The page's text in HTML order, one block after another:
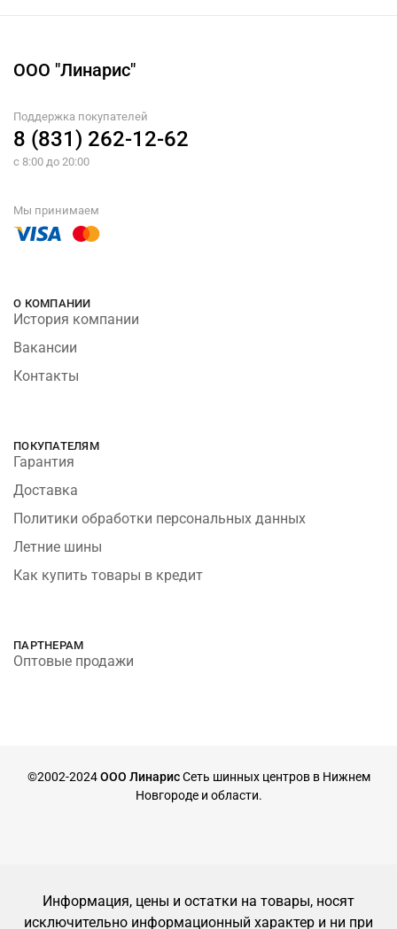
ООО "Линарис"
Поддержка покупателей
8 (831) 262-12-62
с 8:00 до 20:00
Мы принимаем
О КОМПАНИИ
История компании
Вакансии
Контакты
ПОКУПАТЕЛЯМ
Гарантия
Доставка
Политики обработки персональных данных
Летние шины
Как купить товары в кредит
ПАРТНЕРАМ
Оптовые продажи
©2002-2024ООО ЛинарисСеть шинных центров в Нижнем
Новгороде и области.
Информация, цены и остатки на товары, носят
исключительно информационный характер и ни при